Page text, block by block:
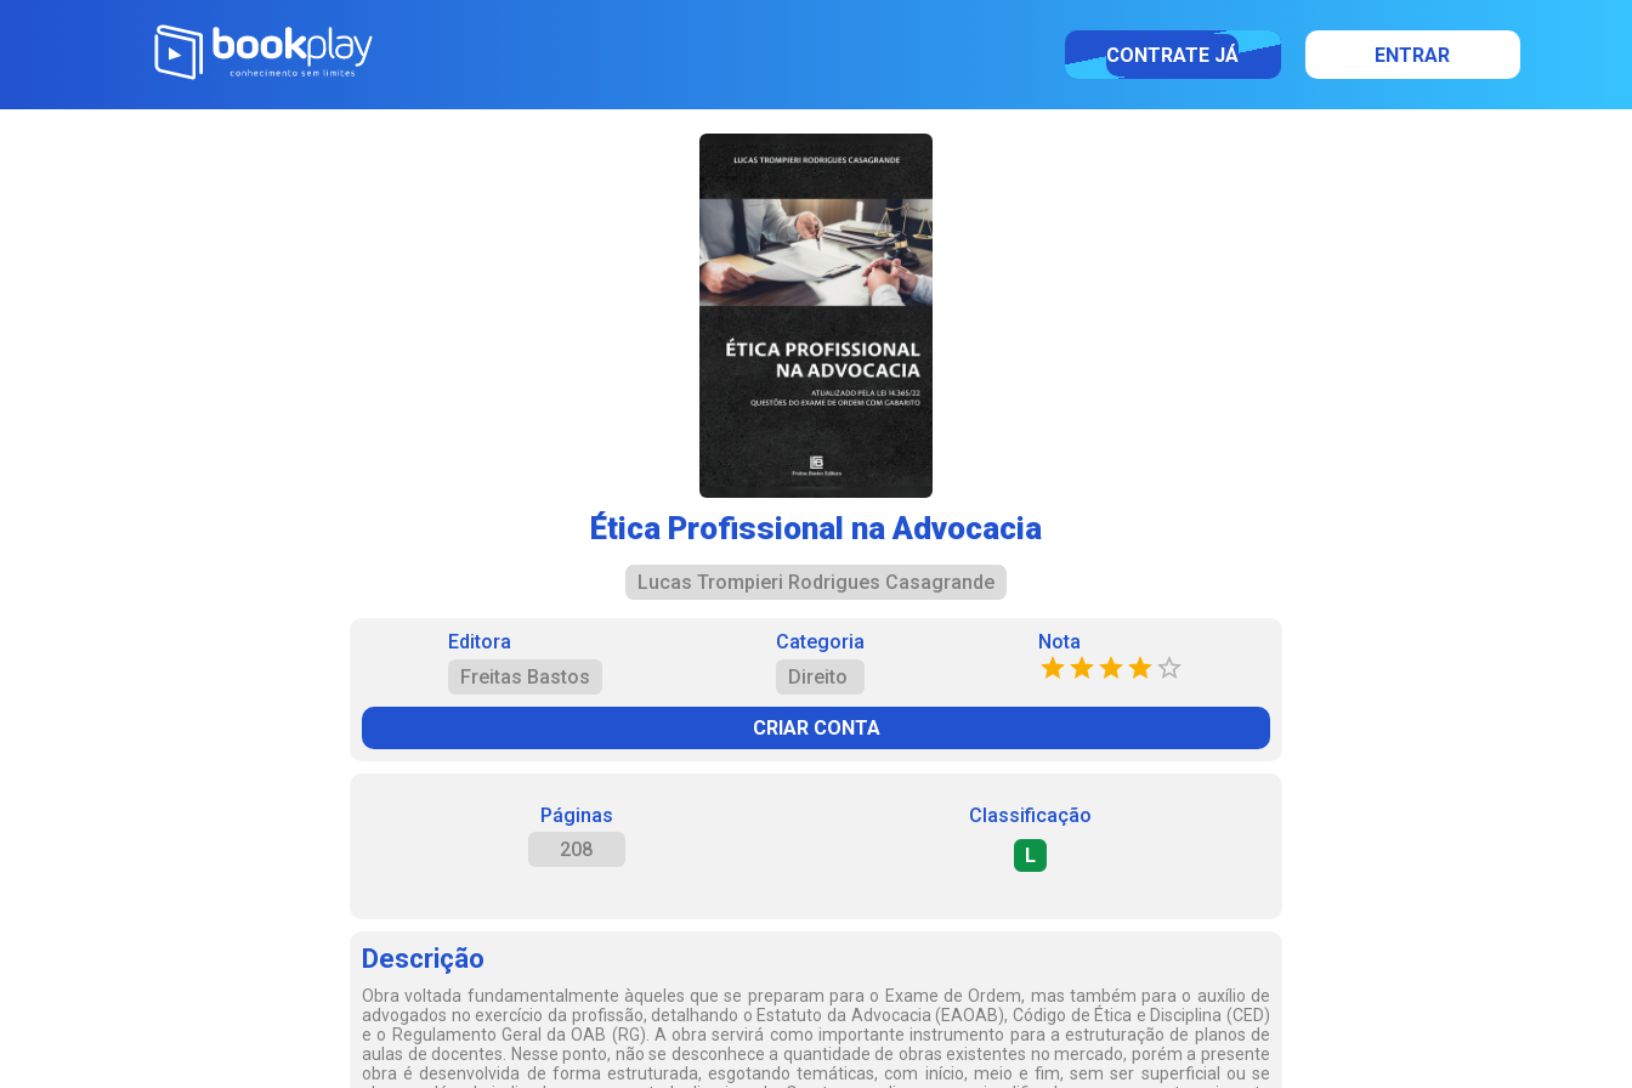
CONTRATE JÁ ENTRAR
Ética Profissional na Advocacia
Lucas Trompieri Rodrigues Casagrande
Editora
Freitas Bastos
Categoria
Direito
Nota
CRIAR CONTA
Páginas
208
Classificação
L
Descrição
Obra voltada fundamentalmente àqueles que se preparam para o Exame de Ordem, mas também para o auxílio de
advogados no exercício da profissão, detalhando o Estatuto da Advocacia (EAOAB), Código de Ética e Disciplina (CED)
e o Regulamento Geral da OAB (RG). A obra servirá como importante instrumento para a estruturação de planos de
aulas de docentes. Nesse ponto, não se desconhece a quantidade de obras existentes no mercado, porém a presente
obra é desenvolvida de forma estruturada, esgotando temáticas, com início, meio e fim, sem ser superficial ou se